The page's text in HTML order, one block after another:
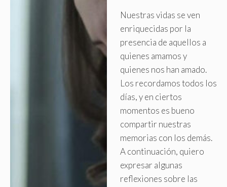
Nuestras vidas se ven
enriquecidas por la
presencia de aquellos a
quienes amamos y
quienes nos han amado.
Los recordamos todos los
días, y en ciertos
momentos es bueno
compartir nuestras
memorias con los demás.
A continuación, quiero
expresar algunas
reflexiones sobre las